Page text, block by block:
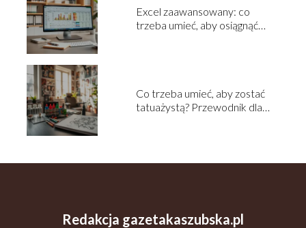
Excel zaawansowany: co
trzeba umieć, aby osiągnąć
Co trzeba umieć, aby zostać
tatuażystą? Przewodnik dla
Redakcja gazetakaszubska.pl